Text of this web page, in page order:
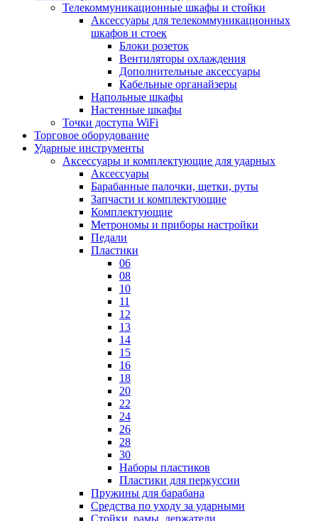
Телекоммуникационные шкафы и стойки
Аксессуары для телекоммуникационных
шкафов и стоек
Блоки розеток
Вентиляторы охлаждения
Дополнительные аксессуары
Кабельные органайзеры
Напольные шкафы
Настенные шкафы
Точки доступа WiFi
Торговое оборудование
Ударные инструменты
Аксессуары и комплектующие для ударных
Аксессуары
Барабанные палочки, щетки, руты
Запчасти и комплектующие
Комплектующие
Метрономы и приборы настройки
Педали
Пластики
06
08
10
11
12
13
14
15
16
18
20
22
24
26
28
30
Наборы пластиков
Пластики для перкуссии
Пружины для барабана
Средства по уходу за ударными
Стойки, рамы, держатели